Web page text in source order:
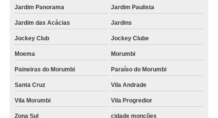
Jardim Panorama Jardim Paulista
Jardim das Acácias Jardins
Jockey Club Jockey Clube
Moema Morumbi
Paineiras do Morumbi Paraíso do Morumbi
Santa Cruz Vila Andrade
Vila Morumbi Vila Progredior
Zona Sul
cidade monções